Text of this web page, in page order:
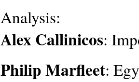
Analysis:
Alex Callinicos:
Philip Marfleet: